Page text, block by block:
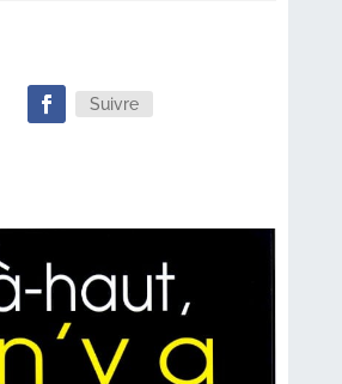
Suivre